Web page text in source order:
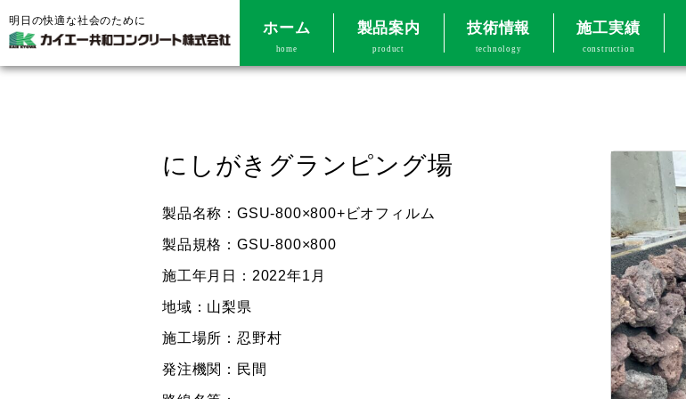
明日の快適な社会のために ホーム
home
製品案内
product
技術情報
technology
施工実績
construction
にしがきグランピング場
製品名称：GSU-800×800+ビオフィルム
製品規格：GSU-800×800
施工年月日：2022年1月
地域：山梨県
施工場所：忍野村
発注機関：民間